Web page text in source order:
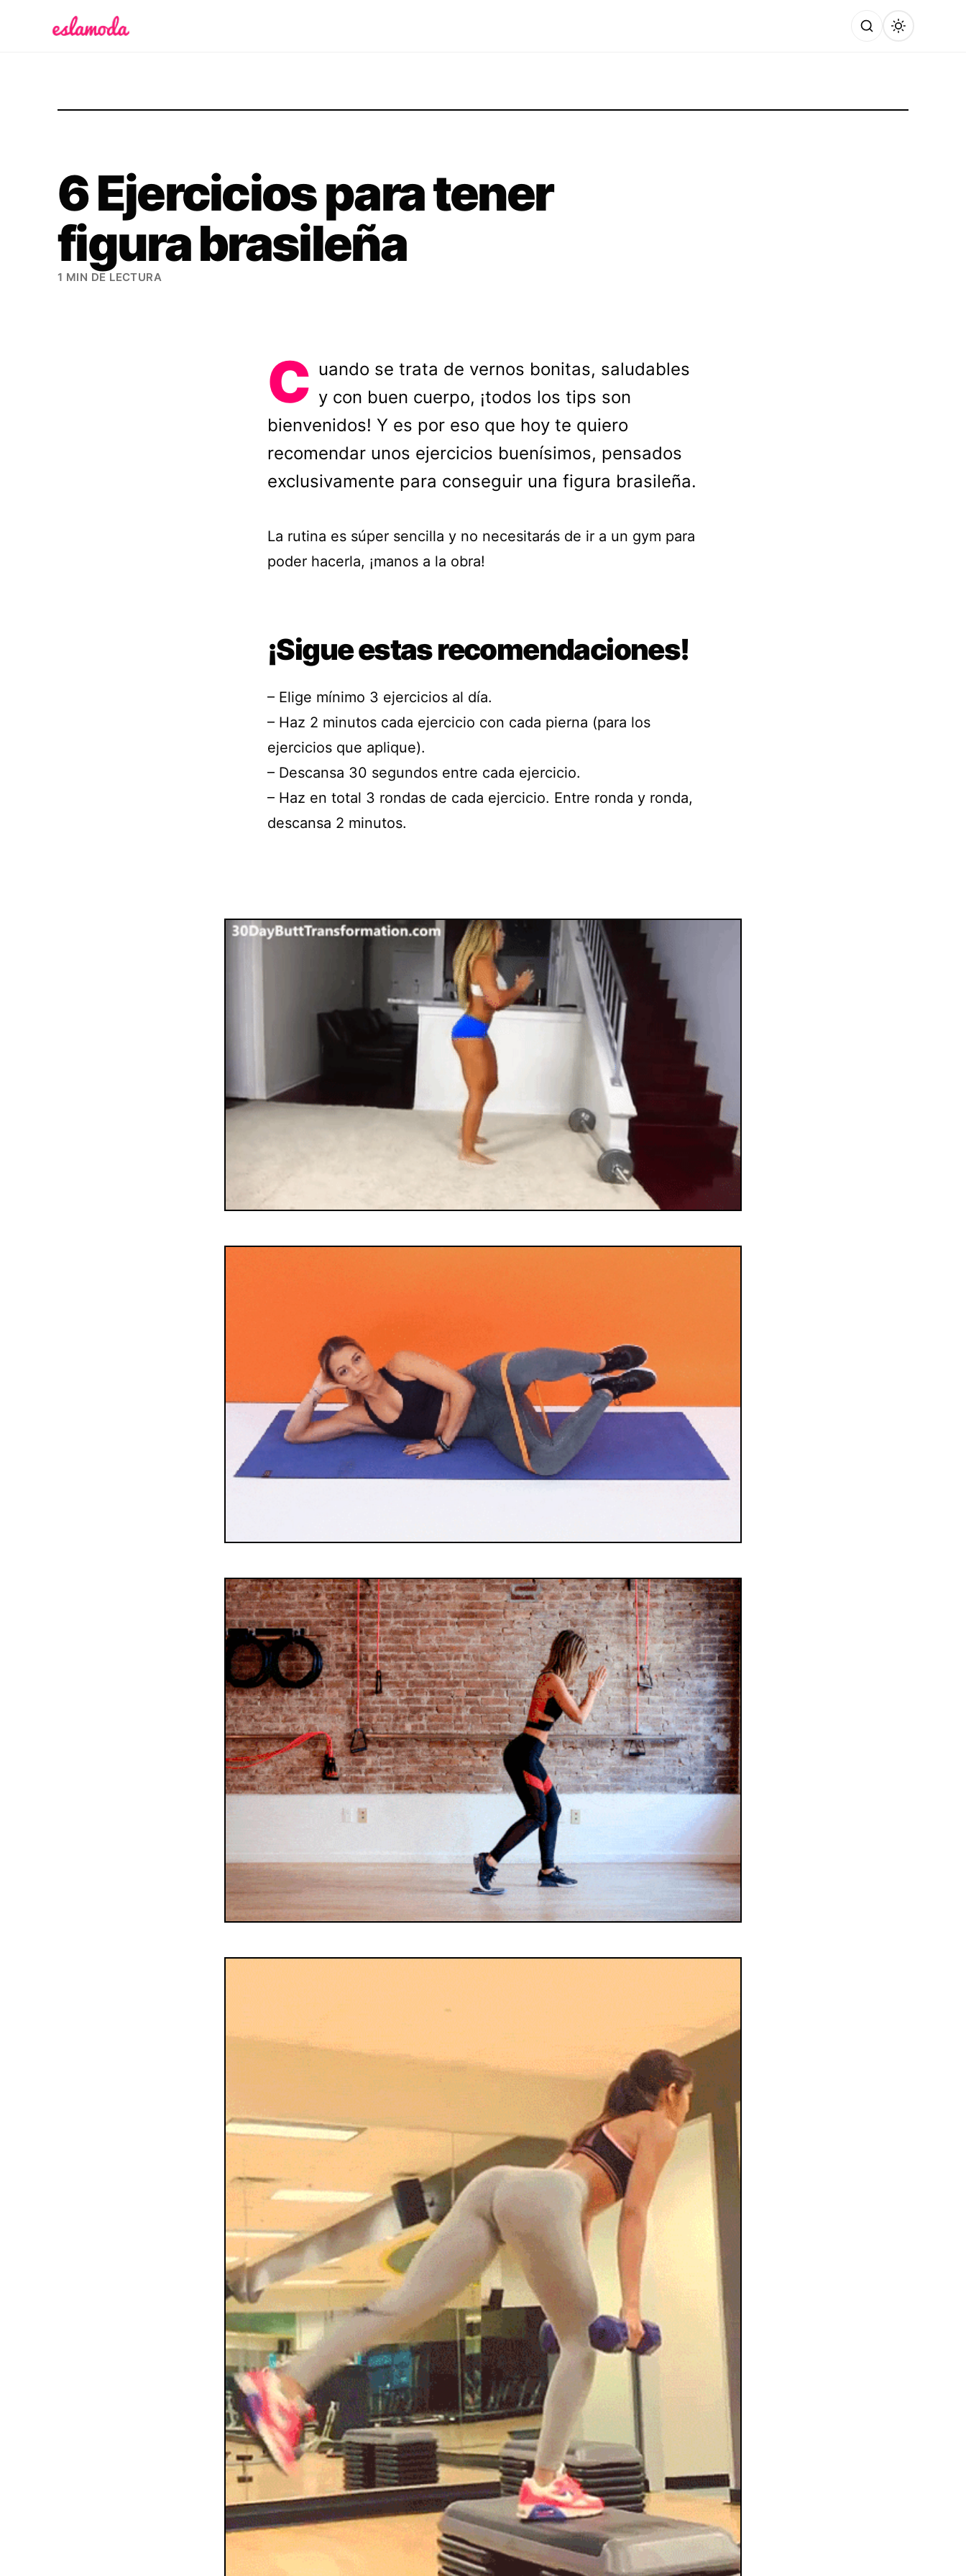
6 Ejercicios para tener
figura brasileña
1 MIN DE LECTURA
C uando se trata de vernos bonitas, saludables
y con buen cuerpo, ¡todos los tips son
bienvenidos! Y es por eso que hoy te quiero
recomendar unos ejercicios buenísimos, pensados
exclusivamente para conseguir una figura brasileña.
La rutina es súper sencilla y no necesitarás de ir a un gym para
poder hacerla, ¡manos a la obra!
¡Sigue estas recomendaciones!
– Elige mínimo 3 ejercicios al día.
– Haz 2 minutos cada ejercicio con cada pierna (para los
ejercicios que aplique).
– Descansa 30 segundos entre cada ejercicio.
– Haz en total 3 rondas de cada ejercicio. Entre ronda y ronda,
descansa 2 minutos.